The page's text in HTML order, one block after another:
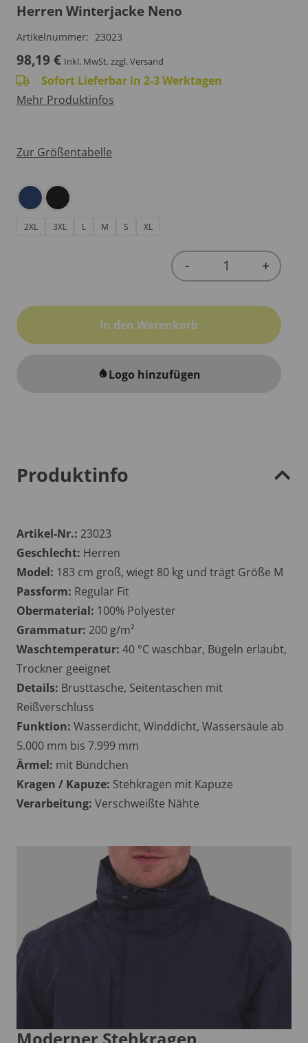
Herren Winterjacke Neno
Artikelnummer: 23023
98,19 € Inkl. MwSt.zzgl. Versand
Sofort Lieferbar in 2-3 Werktagen
Mehr Produktinfos
Zur Größentabelle
2XL 3XL L M S XL
Quantity
- +
In den Warenkorb
water_dropLogo hinzufügen
Produktinfo
Artikel-Nr.: 23023
Geschlecht: Herren
Model: 183 cm groß, wiegt 80 kg und trägt Größe M
Passform: Regular Fit
Obermaterial: 100% Polyester
Grammatur: 200 g/m²
Waschtemperatur: 40 °C waschbar, Bügeln erlaubt,
Trockner geeignet
Details: Brusttasche, Seitentaschen mit
Reißverschluss
Funktion: Wasserdicht, Winddicht, Wassersäule ab
5.000 mm bis 7.999 mm
Ärmel: mit Bündchen
Kragen / Kapuze: Stehkragen mit Kapuze
Verarbeitung: Verschweißte Nähte